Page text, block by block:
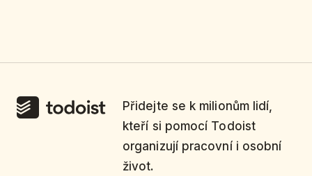
Přidejte se k milionům lidí,
kteří si pomocí Todoist
organizují pracovní i osobní
život.